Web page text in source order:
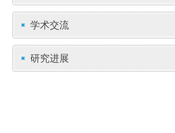
学术交流
研究进展